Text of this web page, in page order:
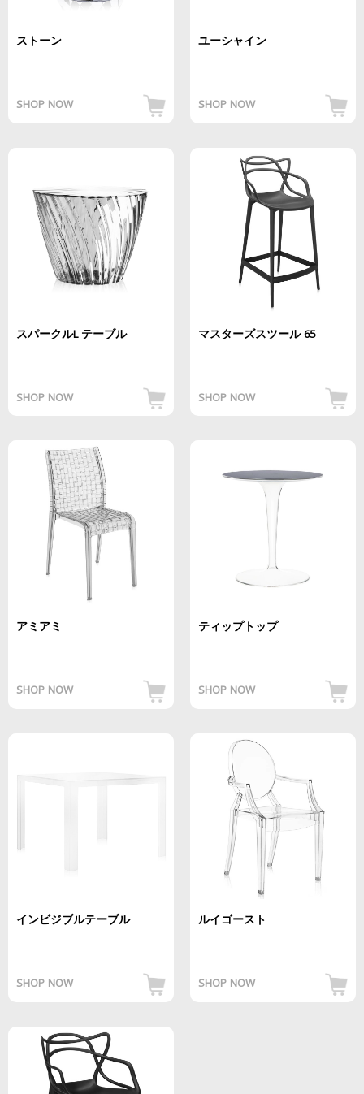
ストーン
SHOP NOW
ユーシャイン
SHOP NOW
スパークルL テーブル
SHOP NOW
マスターズスツール 65
SHOP NOW
アミアミ
SHOP NOW
ティップトップ
SHOP NOW
インビジブルテーブル
SHOP NOW
ルイゴースト
SHOP NOW